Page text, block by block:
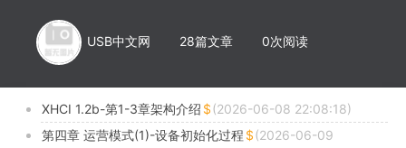
USB中文网 28篇文章 0次阅读
XHCI 1.2b-第1-3章架构介绍
(2026-06-08 22:08:18)
第四章 运营模式(1)-设备初始化过程
(2026-06-09